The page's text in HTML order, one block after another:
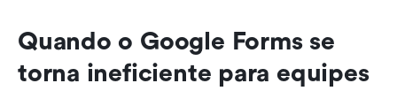
Quando o Google Forms se
torna ineficiente para equipes